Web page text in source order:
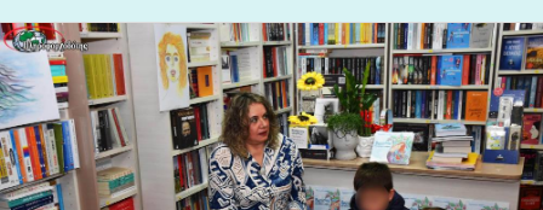
Την
παγκόσμια
ημέρα
παιδικού